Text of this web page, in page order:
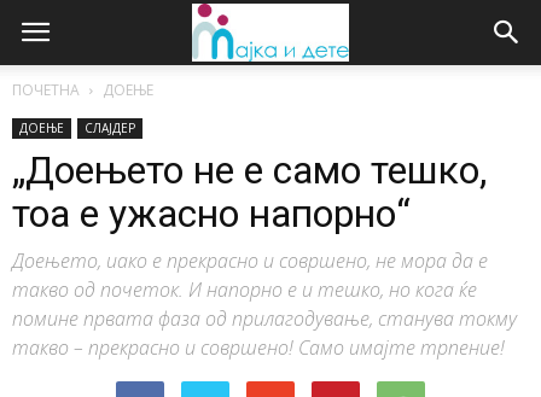
ПОЧЕТНА ДОЕЊЕ
ДОЕЊЕ СЛАЈДЕР
„Доењето не е само тешко,
тоа е ужасно напорно“
Доењето, иако е прекрасно и совршено, не мора да е
такво од почеток. И напорно е и тешко, но кога ќе
помине првата фаза од прилагодување, станува токму
такво – прекрасно и совршено! Само имајте трпение!